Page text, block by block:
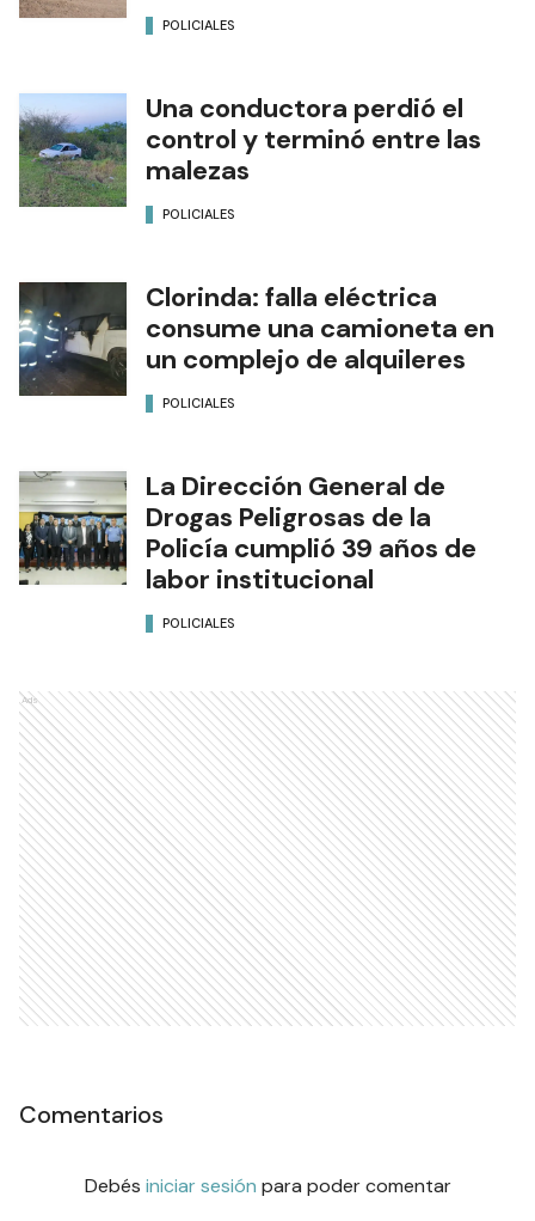
POLICIALES
Una conductora perdió el
control y terminó entre las
malezas
POLICIALES
Clorinda: falla eléctrica
consume una camioneta en
un complejo de alquileres
POLICIALES
La Dirección General de
Drogas Peligrosas de la
Policía cumplió 39 años de
labor institucional
POLICIALES
Ads
Comentarios
Debés iniciar sesión para poder comentar